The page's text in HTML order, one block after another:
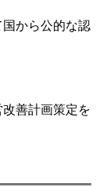
から公的な認
善計画策定を